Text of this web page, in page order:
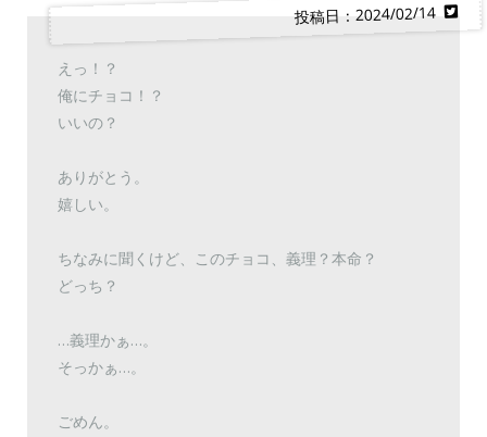
投稿日：2024/02/14
えっ！？
俺にチョコ！？
いいの？
ありがとう。
嬉しい。
ちなみに聞くけど、このチョコ、義理？本命？
どっち？
…義理かぁ…。
そっかぁ…。
ごめん。